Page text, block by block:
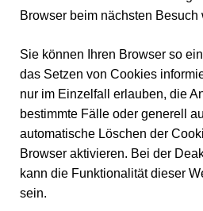
Browser beim nächsten
Sie können Ihren Browser so
das Setzen von Cookies
nur im Einzelfall erlauben, die
bestimmte Fälle oder generell
automatische Löschen der
Browser aktivieren. Bei der
kann die Funktionalität dieser
sein.